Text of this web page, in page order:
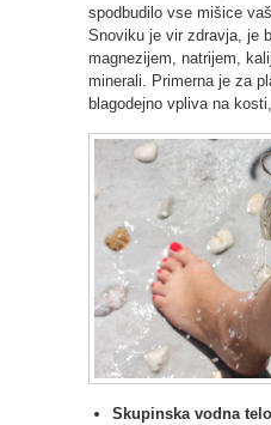
spodbudilo vse mišice
Snoviku je vir zdravja, je
magnezijem, natrijem,
minerali. Primerna je za
blagodejno vpliva na
Skupinska vodna